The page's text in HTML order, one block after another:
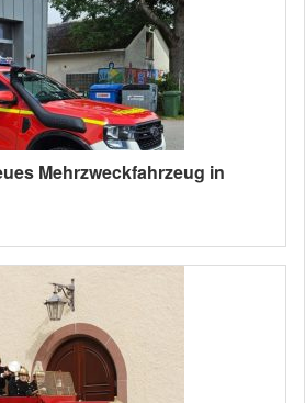
Mehrzweckfahrzeug in